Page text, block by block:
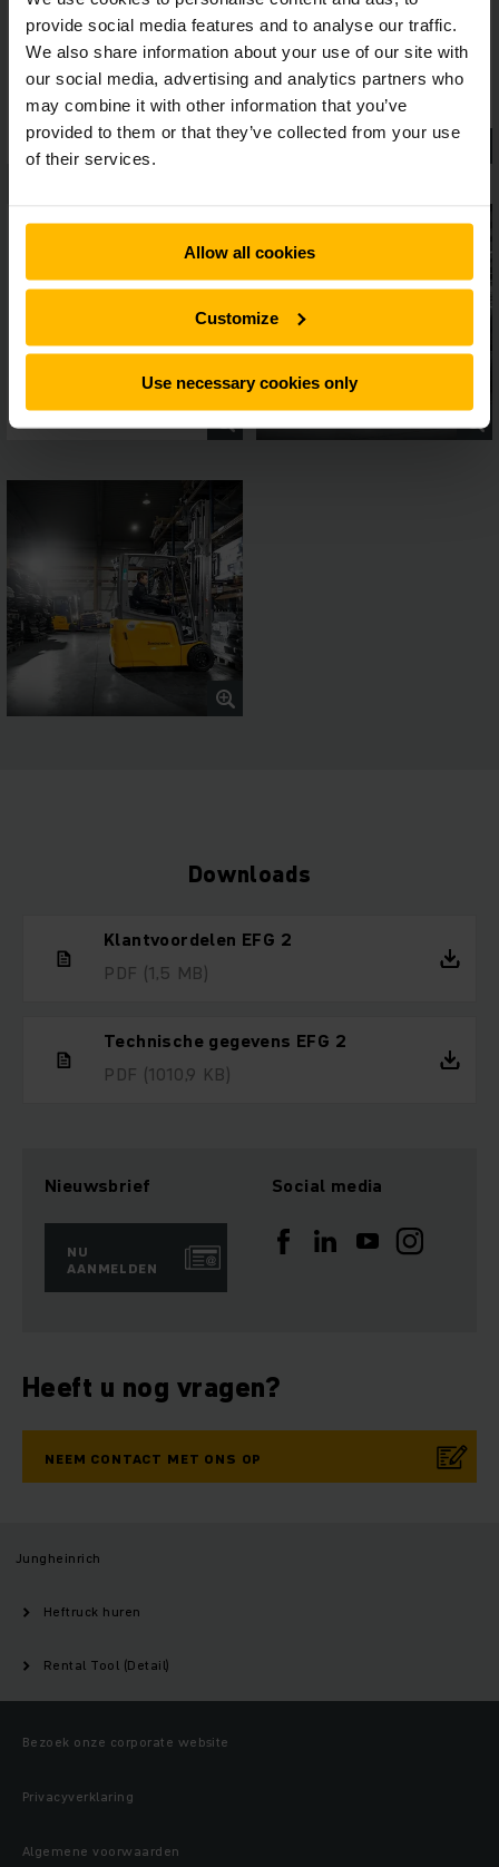
provide social media features and to analyse our traffic.
We also share information about your use of our site with
our social media, advertising and analytics partners who
may combine it with other information that you’ve
provided to them or that they’ve collected from your use
of their services.
Allow all cookies
Customize
Use necessary cookies only
Downloads
Klantvoordelen EFG 2
PDF (1,5 MB)
Technische gegevens EFG 2
PDF (1010,9 KB)
Nieuwsbrief
NU
AANMELDEN
Social media
Heeft u nog vragen?
NEEM CONTACT MET ONS OP
Jungheinrich
Heftruck huren
Rental Tool (Detail)
Bezoek onze corporate website
Privacyverklaring
Algemene voorwaarden